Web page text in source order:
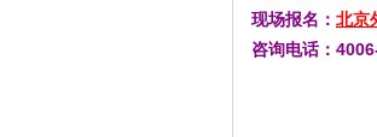
现场报名： 北京
咨询电话：